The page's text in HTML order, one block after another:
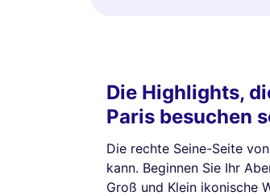
Die Highlights,
Paris besuchen
Die rechte Seine-Seite
kann. Beginnen Sie Ihr
Groß und Klein ikonische